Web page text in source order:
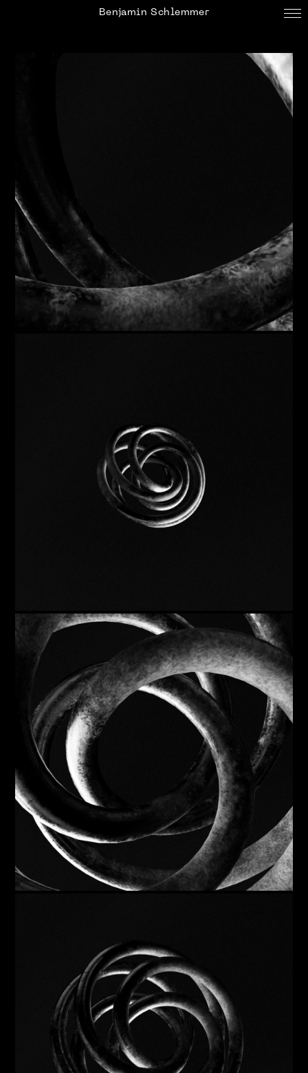
Benjamin Schlemmer